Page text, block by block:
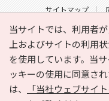
当サイトでは、利用者
上およびサイトの利用
を使用しています。当
ッキーの使用に同意さ
は、
「当社ウェブサイ
サイトマップ
サイトの